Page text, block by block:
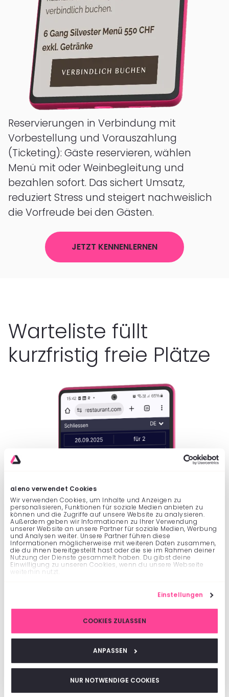
aleno verwendet Cookies
Wir verwenden Cookies, um Inhalte und Anzeigen zu
personalisieren, Funktionen für soziale Medien anbieten zu
können und die Zugriffe auf unsere Website zu analysieren.
Außerdem geben wir Informationen zu Ihrer Verwendung
unserer Website an unsere Partner für soziale Medien, Werbung
und Analysen weiter. Unsere Partner führen diese
Informationen möglicherweise mit weiteren Daten zusammen,
die du ihnen bereitgestellt hast oder die sie im Rahmen deiner
Nutzung der Dienste gesammelt haben. Du gibst deine
Einwilligung zu unseren Cookies, wenn du unsere Webseite
weiterhin nutzt.
Einstellungen
COOKIES ZULASSEN
ANPASSEN
NUR NOTWENDIGE COOKIES
Reservierungen in Verbindung mit
Vorbestellung und Vorauszahlung
(Ticketing): Gäste reservieren, wählen
Menü mit oder Weinbegleitung und
bezahlen sofort. Das sichert Umsatz,
reduziert Stress und steigert nachweislich
die Vorfreude bei den Gästen.
JETZT KENNENLERNEN
Warteliste füllt
kurzfristig freie Plätze
Mit der smarten Warteliste von aleno
bleiben keine Tische leer. Gäste rücken